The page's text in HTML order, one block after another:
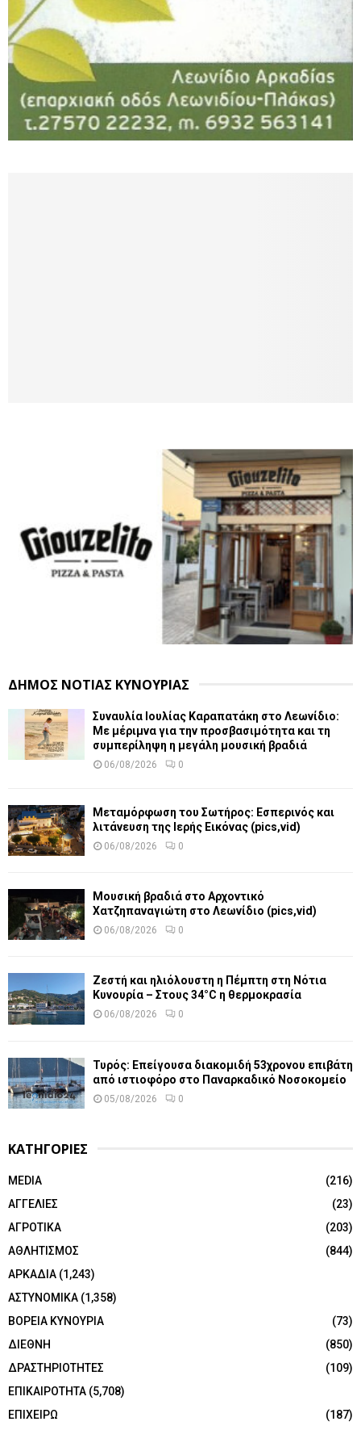
ΔΗΜΟΣ ΝΟΤΙΑΣ ΚΥΝΟΥΡΙΑΣ
Συναυλία Ιουλίας Καραπατάκη στο Λεωνίδιο:
Με μέριμνα για την προσβασιμότητα και τη
συμπερίληψη η μεγάλη μουσική βραδιά
06/08/2026 0
Μεταμόρφωση του Σωτήρος: Εσπερινός και
λιτάνευση της Ιερής Εικόνας (pics,vid)
06/08/2026 0
Μουσική βραδιά στο Αρχοντικό
Χατζηπαναγιώτη στο Λεωνίδιο (pics,vid)
06/08/2026 0
Ζεστή και ηλιόλουστη η Πέμπτη στη Νότια
Κυνουρία – Στους 34°C η θερμοκρασία
06/08/2026 0
Τυρός: Επείγουσα διακομιδή 53χρονου επιβάτη
από ιστιοφόρο στο Παναρκαδικό Νοσοκομείο
05/08/2026 0
ΚΑΤΗΓΟΡΙΕΣ
MEDIA
(216)
ΑΓΓΕΛΙΕΣ
(23)
ΑΓΡΟΤΙΚΑ
(203)
ΑΘΛΗΤΙΣΜΟΣ
(844)
ΑΡΚΑΔΙΑ (1,243)
ΑΣΤΥΝΟΜΙΚΑ (1,358)
ΒΟΡΕΙΑ ΚΥΝΟΥΡΙΑ
(73)
ΔΙΕΘΝΗ
(850)
ΔΡΑΣΤΗΡΙΟΤΗΤΕΣ
(109)
ΕΠΙΚΑΙΡΟΤΗΤΑ (5,708)
ΕΠΙΧΕΙΡΩ
(187)